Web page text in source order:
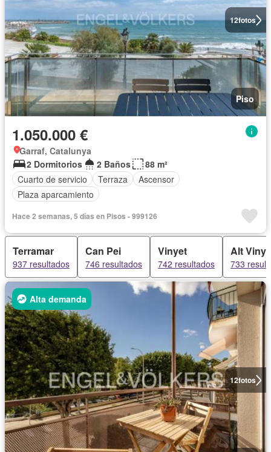
12fotos
Piso
1.050.000 €
Garraf, Catalunya
2 Dormitorios
2 Baños
88 m²
Cuarto de servicio
Terraza
Ascensor
Plaza aparcamiento
Hace 2 semanas, 5 días en Pisos - 999126
Terramar
937 resultados
Can Pei
746 resultados
Vinyet
742 resultados
Alt
733
12fotos
Alta demanda